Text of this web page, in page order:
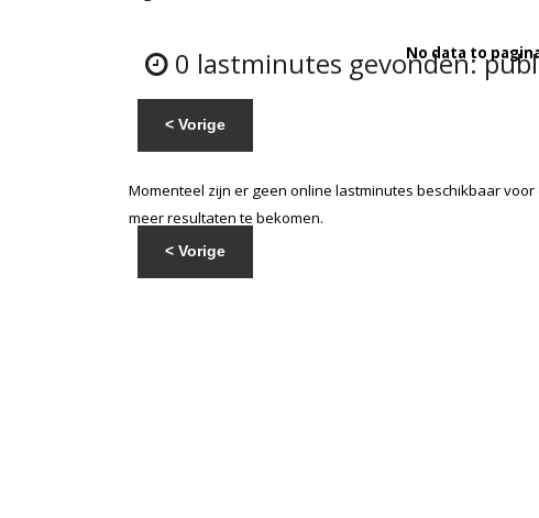
0 lastminutes gevonden:
< Vorige
No data to
Momenteel zijn er geen online lastminutes beschikbaar
meer resultaten te bekomen.
< Vorige